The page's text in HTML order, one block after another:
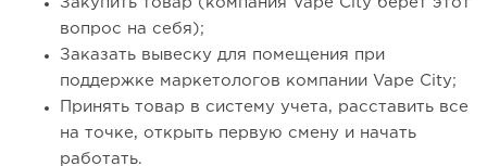
вопрос на себя);
Заказать вывеску для помещения при
поддержке маркетологов компании Vape City;
Принять товар в систему учета, расставить все
на точке, открыть первую смену и начать
работать.